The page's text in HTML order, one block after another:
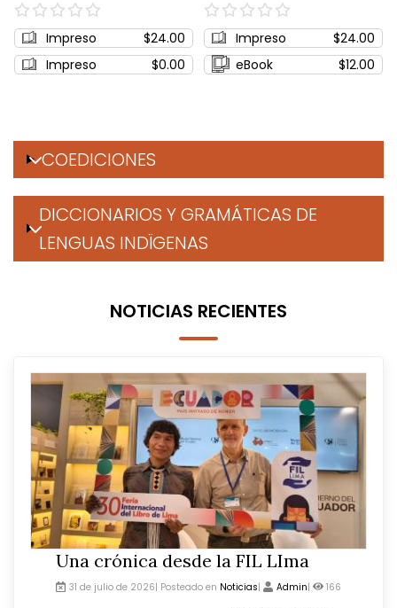
0%
Impreso
$24.00
Impreso
$0.00
0%
Impreso
$24.00
eBook
$12.00
COEDICIONES
DICCIONARIOS Y GRAMÁTICAS DE
LENGUAS INDÏGENAS
NOTICIAS RECIENTES
Una crónica desde la FIL LIma
31 de julio de 2026| Posteado en Noticias| Admin| 166